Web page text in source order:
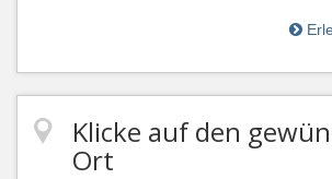
Klicke auf den
Ort